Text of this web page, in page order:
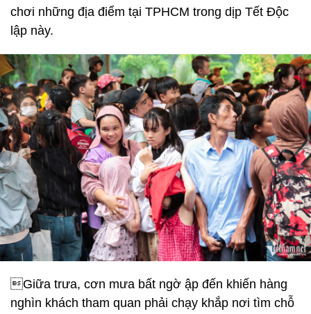
chơi những địa điểm tại TPHCM trong dịp Tết Độc
lập này.
Giữa trưa, cơn mưa bất ngờ ập đến khiến hàng
nghìn khách tham quan phải chạy khắp nơi tìm chỗ